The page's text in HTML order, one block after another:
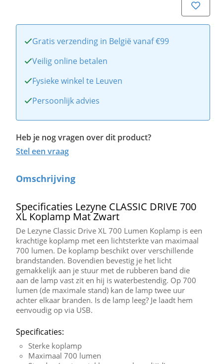
Gratis verzending in België vanaf €99
Veilig online betalen
Fysieke winkel te Leuven
Persoonlijk advies
Heb je nog vragen over dit product?
Stel een vraag
Omschrijving
Specificaties Lezyne CLASSIC DRIVE 700
XL Koplamp Mat Zwart
De Lezyne Classic Drive XL 700 Lumen Koplamp is een
krachtige koplamp met een lichtsterkte van maximaal
700 lumen. De koplamp beschikt over verschillende
brandstanden. Bovendien bevestig je het licht
gemakkelijk aan je stuur met de rubberen band die
aan de lamp vast zit en hij is waterbestendig. Op 700
lumen (de maximale stand) kan de lamp twee uur
achter elkaar branden. Is de lamp leeg? Je laadt hem
eenvoudig op via USB.
Specificaties:
Sterke koplamp
Maximaal 700 lumen